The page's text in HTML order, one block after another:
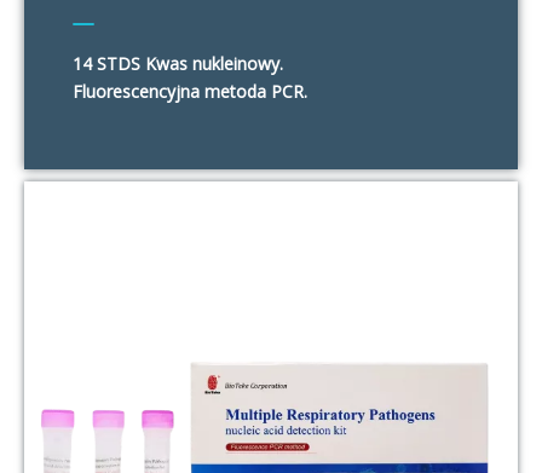
14 STDS Kwas nukleinowy.
Fluorescencyjna metoda PCR.